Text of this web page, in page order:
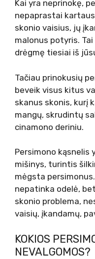
Kai yra neprinokę,
nepaprastai
skonio vaisius, jų
malonus potyris.
drėgmę tiesiai iš
Tačiau prinokusių
beveik visus kitus
skanus skonis, kurį
mangų, skrudintų
cinamono deriniu.
Persimono kąsnelis
mišinys, turintis
mėgsta
nepatinka odelė,
skonio problema,
vaisių, įkandamų,
KOKIOS
NEVALGOMOS?